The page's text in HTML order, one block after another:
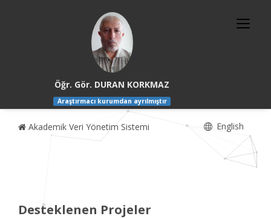
Öğr. Gör. DURAN KORKMAZ
Araştırmacı kurumdan ayrılmıştır
Akademik Veri Yönetim Sistemi English
Desteklenen Projeler